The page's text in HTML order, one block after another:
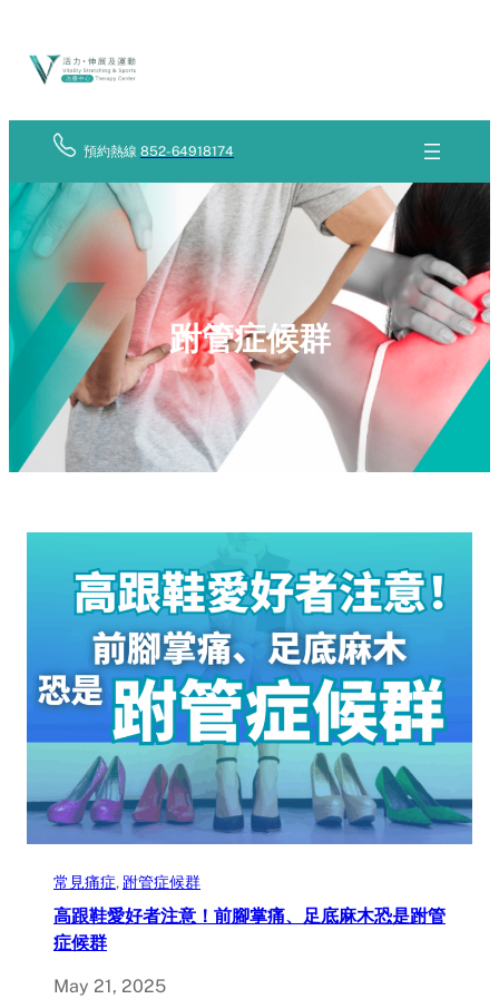
content
預約熱線852-64918174
跗管症候群
常見痛症, 跗管症候群
高跟鞋愛好者注意！前腳掌痛、足底麻木恐是跗管
症候群
May 21, 2025